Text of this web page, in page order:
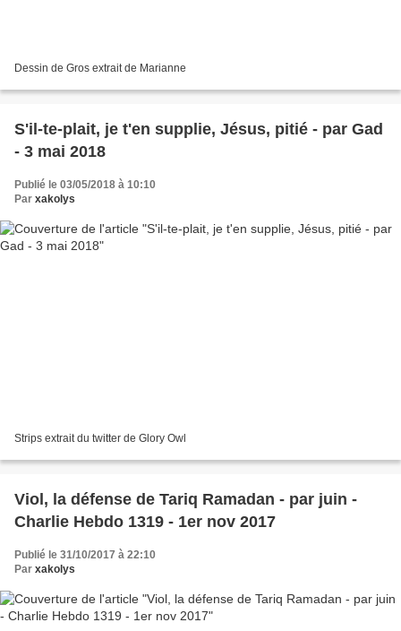
Dessin de Gros extrait de Marianne
S'il-te-plait, je t'en supplie, Jésus, pitié - par Gad
- 3 mai 2018
Publié le 03/05/2018 à 10:10
Par xakolys
Strips extrait du twitter de Glory Owl
Viol, la défense de Tariq Ramadan - par juin -
Charlie Hebdo 1319 - 1er nov 2017
Publié le 31/10/2017 à 22:10
Par xakolys